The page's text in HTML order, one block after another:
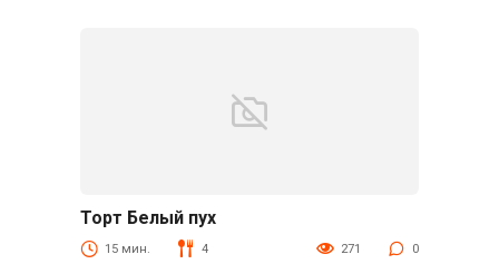
Рецепты
Торт Белый пух
15 мин. 4 271 0